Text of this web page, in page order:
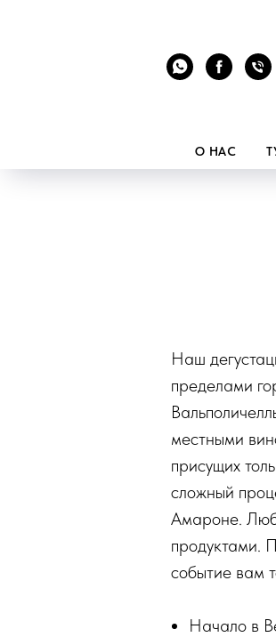
О НАС
Наш
пределами
местными
присущих
сложный
Амароне.
продуктами.
событие вам
Начало в